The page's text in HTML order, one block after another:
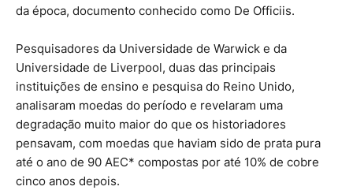
da época, documento conhecido como De Officiis.
Pesquisadores da Universidade de Warwick e da
Universidade de Liverpool, duas das principais
instituições de ensino e pesquisa do Reino Unido,
analisaram moedas do período e revelaram uma
degradação muito maior do que os historiadores
pensavam, com moedas que haviam sido de prata pura
até o ano de 90 AEC* compostas por até 10% de cobre
cinco anos depois.